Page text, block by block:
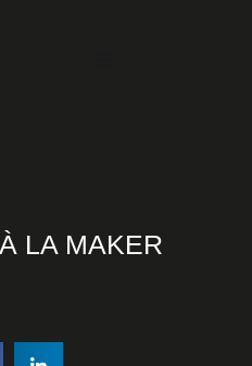
vous
une liste
pour
en